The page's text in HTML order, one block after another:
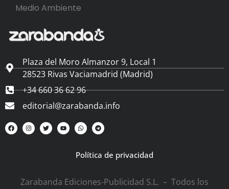
Medio Ambiente
Plaza del Moro Almanzor 9, Local 1
28523 Rivas Vaciamadrid (Madrid)
+34 660 36 62 96
editorial@zarabanda.info
Política de privacidad
Zarabanda Ediciones-Publicidad S.L. – Todos los